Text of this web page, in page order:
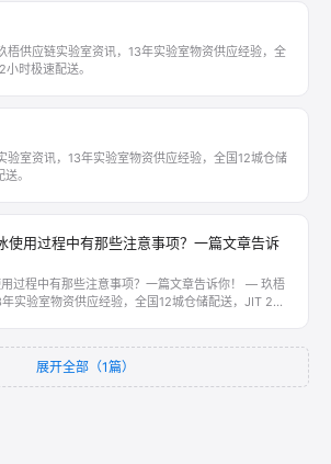
梧供应链实验室资讯，13年实验室物资供应经验，全
时极速配送。
室资讯，13年实验室物资供应经验，全国12城仓储
。
使用过程中有那些注意事项？一篇文章告诉
过程中有那些注意事项？一篇文章告诉你！ — 玖梧
实验室物资供应经验，全国12城仓储配送，JIT 2小
展开全部（1篇）